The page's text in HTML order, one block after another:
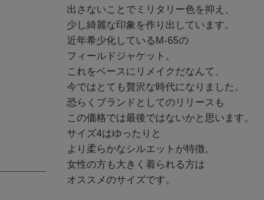
出さないことでミリタリー色を抑え、
少し綺麗な印象を作り出しています。
近年希少化しているM-65の
フィールドジャケット。
これをベースにリメイクだなんて、
今ではとても贅沢な時代になりました。
恐らくブランドとしてのリリースも
この価格では最後ではないかと思います。
サイズ4はゆったりと
より柔らかなシルエットが特徴。
女性の方も大きく着られる方は
オススメのサイズです。